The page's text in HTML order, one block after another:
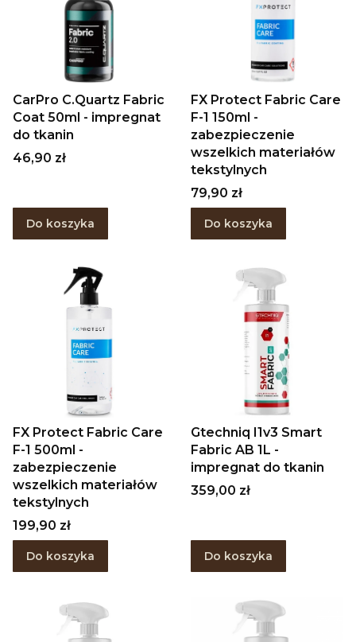
CarPro C.Quartz Fabric
Coat 50ml - impregnat
do tkanin
Cena
46,90 zł
Do koszyka
FX Protect Fabric Care
F-1 150ml -
zabezpieczenie
wszelkich materiałów
tekstylnych
Cena
79,90 zł
Do koszyka
FX Protect Fabric Care
F-1 500ml -
zabezpieczenie
wszelkich materiałów
tekstylnych
Cena
199,90 zł
Do koszyka
Gtechniq I1v3 Smart
Fabric AB 1L -
impregnat do tkanin
Cena
359,00 zł
Do koszyka